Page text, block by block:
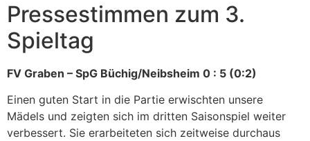
Pressestimmen zum 3.
Spieltag
FV Graben – SpG Büchig/Neibsheim 0 : 5 (0:2)
Einen guten Start in die Partie erwischten unsere
Mädels und zeigten sich im dritten Saisonspiel weiter
verbessert. Sie erarbeiteten sich zeitweise durchaus